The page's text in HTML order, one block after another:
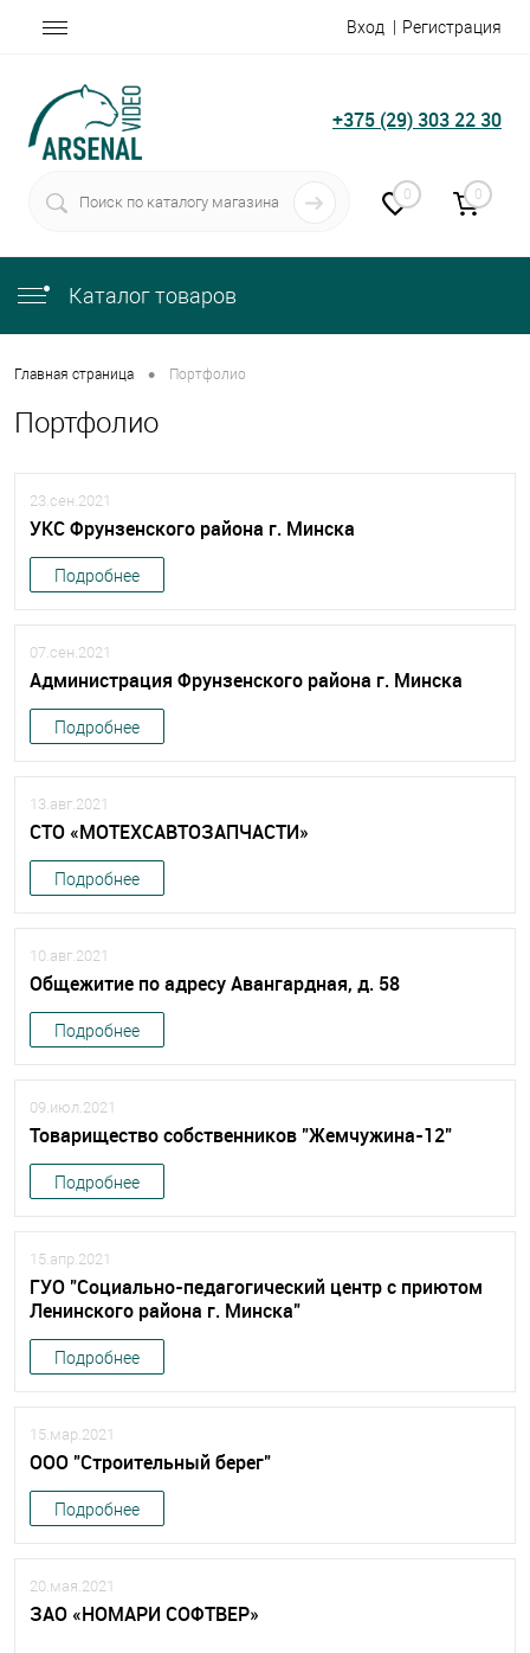
Вход Регистрация
+375 (29) 303 22 30
0 0
Каталог товаров
Главная страница • Портфолио
Портфолио
23.сен.2021
УКС Фрунзенского района г. Минска
Подробнее
07.сен.2021
Администрация Фрунзенского района г. Минска
Подробнее
13.авг.2021
СТО «МОТЕХСАВТОЗАПЧАСТИ»
Подробнее
10.авг.2021
Общежитие по адресу Авангардная, д. 58
Подробнее
09.июл.2021
Товарищество собственников "Жемчужина-12"
Подробнее
15.апр.2021
ГУО "Социально-педагогический центр с приютом
Ленинского района г. Минска"
Подробнее
15.мар.2021
ООО "Строительный берег"
Подробнее
20.мая.2021
ЗАО «НОМАРИ СОФТВЕР»